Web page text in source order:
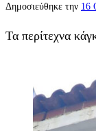
Δημοσιεύθηκε την 16
Τα περίτεχνα